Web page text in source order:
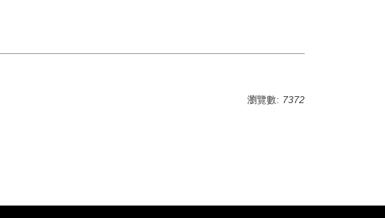
瀏覽數: 7372